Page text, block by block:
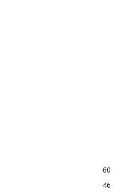
60
46